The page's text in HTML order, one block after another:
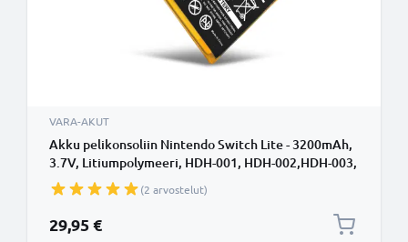
VARA-AKUT
Akku pelikonsoliin Nintendo Switch Lite - 3200mAh,
3.7V, Litiumpolymeeri, HDH-001, HDH-002,HDH-003,
HDH-A-BPHAT-C0 vaihtoakku
(2 arvostelut)
29,95 €